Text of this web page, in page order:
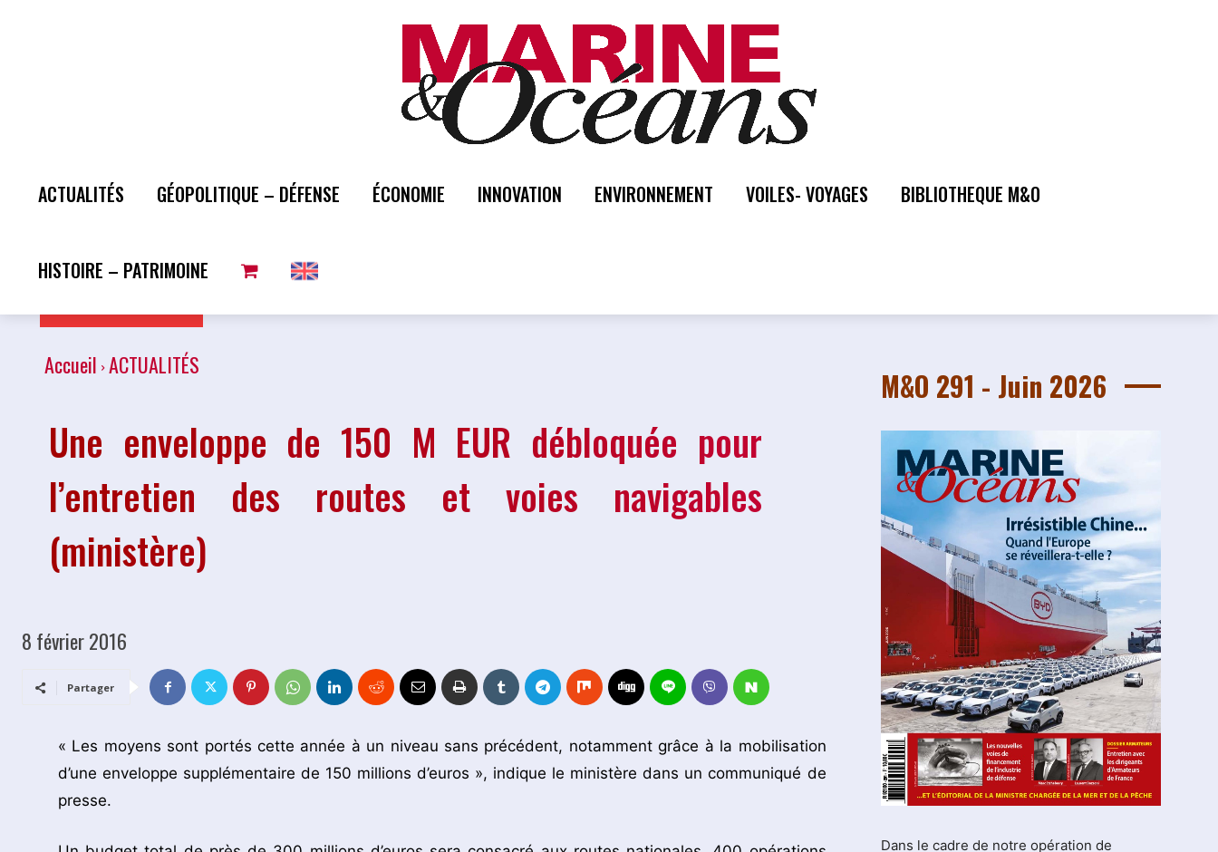
ACTUALITÉS GÉOPOLITIQUE – DÉFENSE ÉCONOMIE INNOVATION ENVIRONNEMENT VOILES- VOYAGES BIBLIOTHEQUE M&O
HISTOIRE – PATRIMOINE
Accueil ACTUALITÉS
Une enveloppe de 150 M EUR débloquée pour
l’entretien des routes et voies navigables
(ministère)
8 février 2016
Partager
« Les moyens sont portés cette année à un niveau sans précédent, notamment grâce à la mobilisation
d’une enveloppe supplémentaire de 150 millions d’euros », indique le ministère dans un communiqué de
presse.
M&O 291 - Juin 2026
Dans le cadre de notre opération de